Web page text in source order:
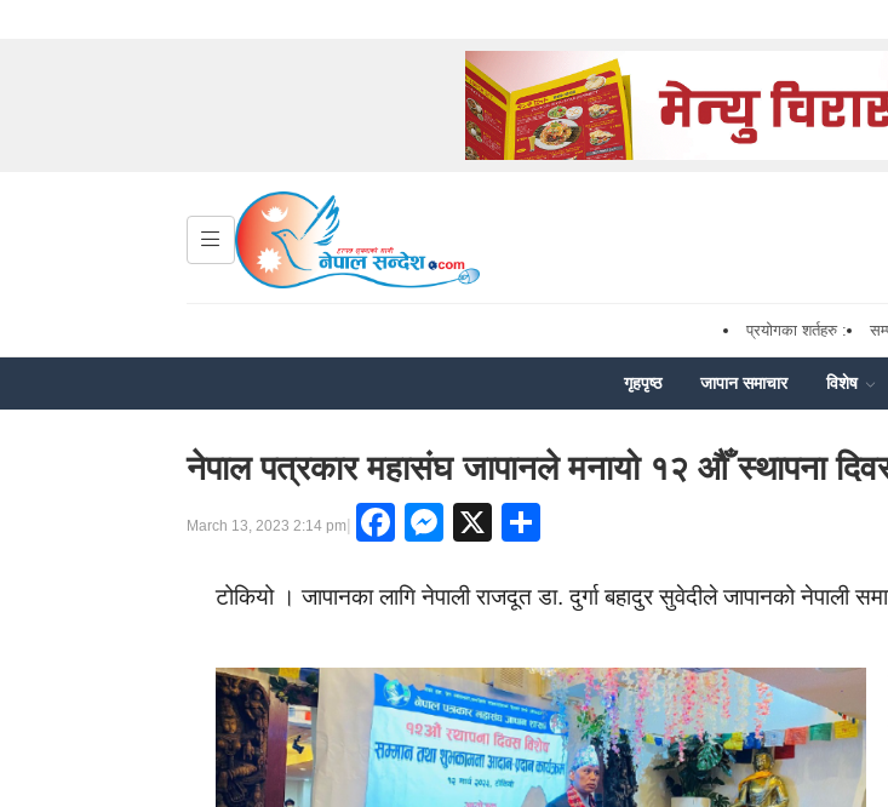
प्रयोगका शर्तहरु :
गृहपृष्ठ जापान समाचार विशेष
नेपाल पत्रकार महासंघ जापानले मनायो १२ औँ स्थापना
March 13, 2023 2:14 pm| Facebook
Messenger
X
टोकियो । जापानका लागि नेपाली राजदूत डा. दुर्गा बहादुर सुवेदीले जापानको